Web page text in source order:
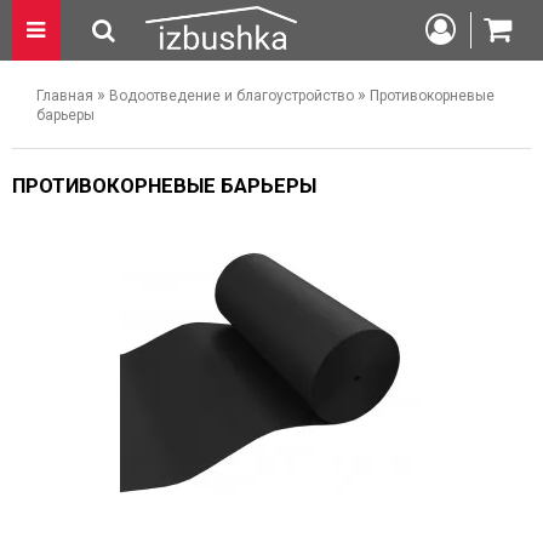
Главная » Водоотведение и благоустройство » Противокорневые
барьеры
ПРОТИВОКОРНЕВЫЕ БАРЬЕРЫ